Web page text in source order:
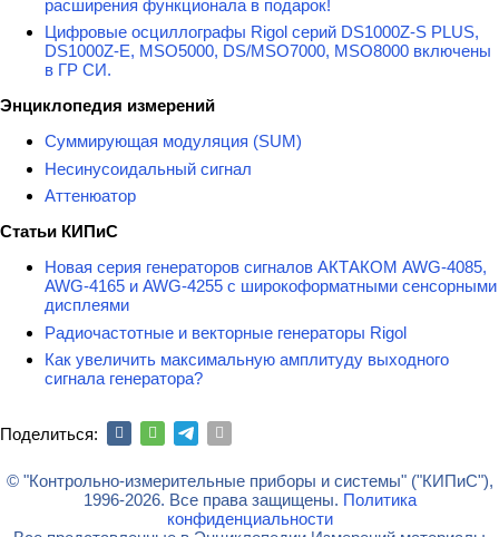
расширения функционала в подарок!
Цифровые осциллографы Rigol серий DS1000Z-S PLUS,
DS1000Z-E, MSO5000, DS/MSO7000, MSO8000 включены
в ГР СИ.
Энциклопедия измерений
Суммирующая модуляция (SUM)
Несинусоидальный сигнал
Аттенюатор
Статьи КИПиС
Новая серия генераторов сигналов АКТАКОМ AWG-4085,
AWG-4165 и AWG-4255 с широкоформатными сенсорными
дисплеями
Радиочастотные и векторные генераторы Rigol
Как увеличить максимальную амплитуду выходного
сигнала генератора?
Поделиться:
© "Контрольно-измерительные приборы и системы" ("КИПиС"),
1996-2026. Все права защищены. Политика
конфиденциальности